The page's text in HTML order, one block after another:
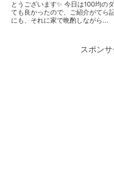
とうございます✨ 今日は100均の
ても良かったので、ご紹介がてら
にも、それに家で晩酌しながら...
スポン